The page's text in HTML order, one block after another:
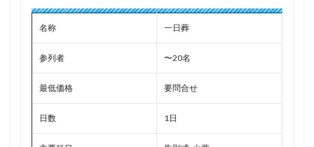
名称 一日葬
参列者 〜20名
最低価格 要問合せ
日数 1日